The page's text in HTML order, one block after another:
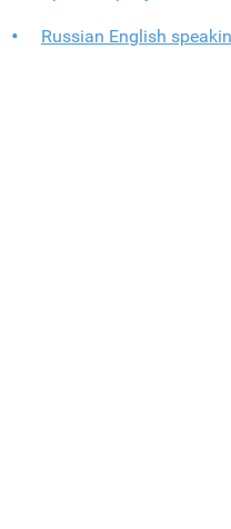
Russian English